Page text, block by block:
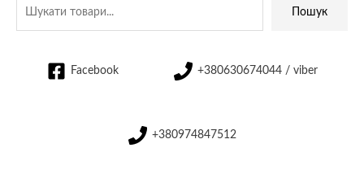
Пошук
Facebook +380630674044 / viber
+380974847512